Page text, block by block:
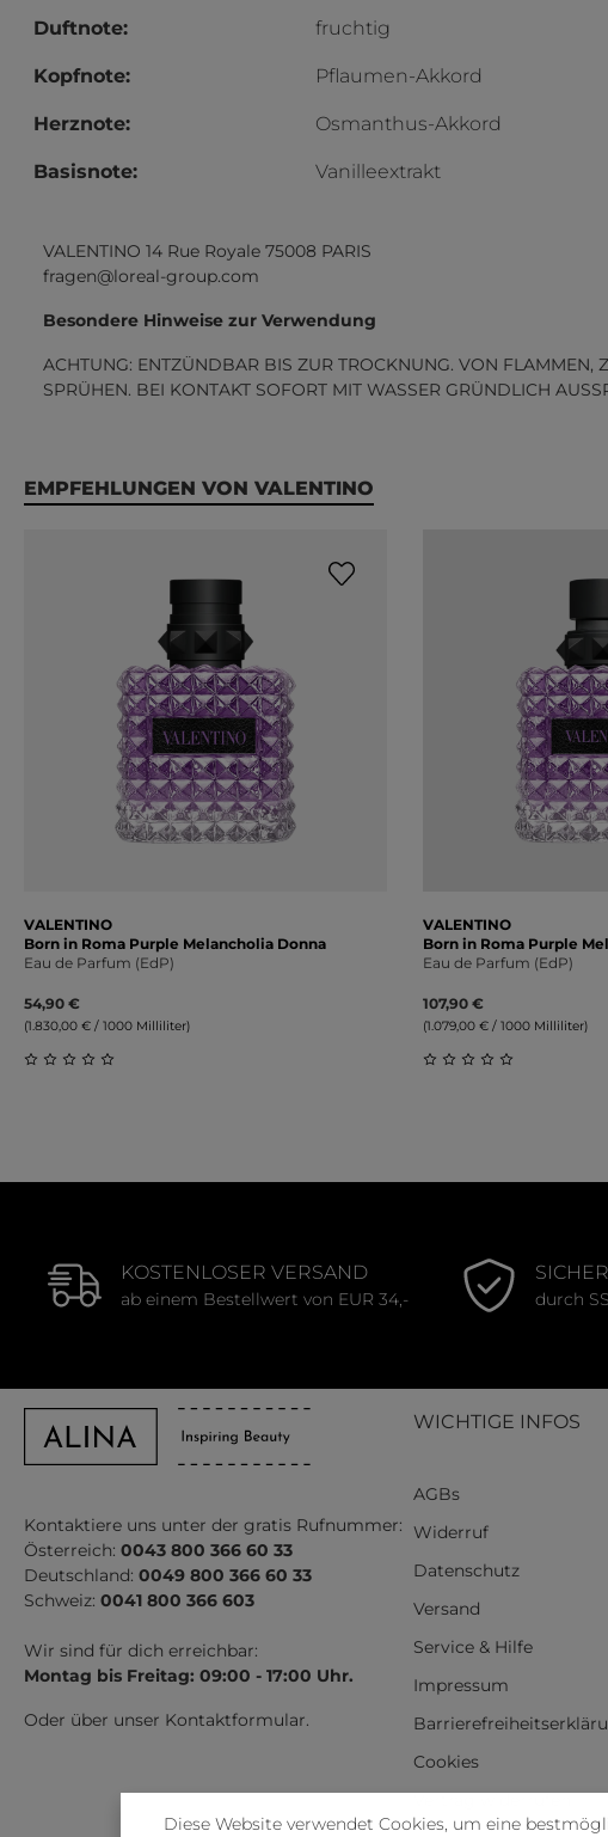
Duftnote: fruchtig
Kopfnote: Pflaumen-Akkord
Herznote: Osmanthus-Akkord
Basisnote: Vanilleextrakt
VALENTINO 14 Rue Royale 75008 PARIS
fragen@loreal-group.com
Besondere Hinweise zur Verwendung
ACHTUNG: ENTZÜNDBAR BIS ZUR TROCKNUNG. VON FLAMMEN,
SPRÜHEN. BEI KONTAKT SOFORT MIT WASSER GRÜNDLICH
Produktgalerie überspringen
EMPFEHLUNGEN VON VALENTINO
VALENTINO
Born in Roma Purple Melancholia Donna
Eau de Parfum (EdP)
54,90 €
(1.830,00 € / 1000 Milliliter)
VALENTINO
Born in Roma Purple
Eau de Parfum (EdP)
107,90 €
(1.079,00 € / 1000 Milliliter)
Durchschnittliche
KOSTENLOSER VERSAND
ab einem Bestellwert von EUR 34,- durch
Kontaktiere uns unter der gratis Rufnummer:
Österreich: 0043 800 366 60 33
Deutschland: 0049 800 366 60 33
Schweiz: 0041 800 366 603
Wir sind für dich erreichbar:
Montag bis Freitag: 09:00 - 17:00 Uhr.
Oder über unser Kontaktformular.
WICHTIGE INFOS
AGBs
Widerruf
Datenschutz
Versand
Service & Hilfe
Impressum
Cookies
Diese Website verwendet Cookies, um eine